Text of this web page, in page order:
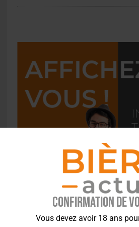
Confirmation de
Vous devez avoir 18 ans